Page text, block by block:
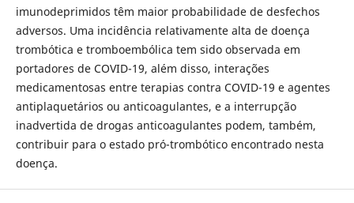
imunodeprimidos têm maior probabilidade de desfechos
adversos. Uma incidência relativamente alta de doença
trombótica e tromboembólica tem sido observada em
portadores de COVID-19, além disso, interações
medicamentosas entre terapias contra COVID-19 e agentes
antiplaquetários ou anticoagulantes, e a interrupção
inadvertida de drogas anticoagulantes podem, também,
contribuir para o estado pró-trombótico encontrado nesta
doença.